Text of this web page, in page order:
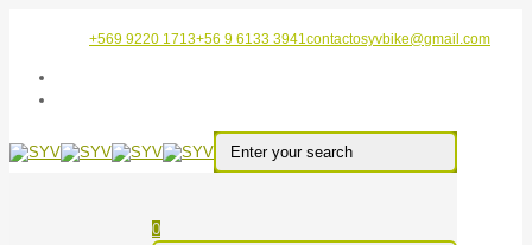
+569 9220 1713+56 9 6133 3941contactosyvbike@gmail.com
0